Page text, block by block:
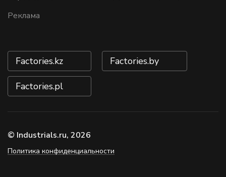
Реклама
Factories.kz Factories.by
Factories.pl
© Industrials.ru, 2026
Политика конфиденциальности